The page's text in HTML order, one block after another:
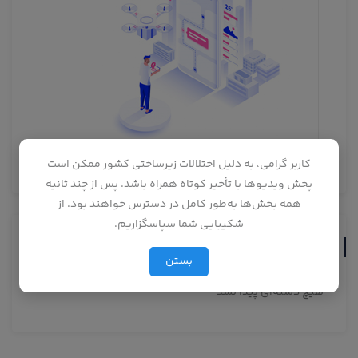
کاربر گرامی، به دلیل اختلالات زیرساختی کشور ممکن است
پخش ویدیوها با تأخیر کوتاه همراه باشد. پس از چند ثانیه
همه بخش‌ها به‌طور کامل در دسترس خواهند بود. از
شکیبایی شما سپاسگزاریم.
بستن
هیچ دسته‌ای پیدا نشد